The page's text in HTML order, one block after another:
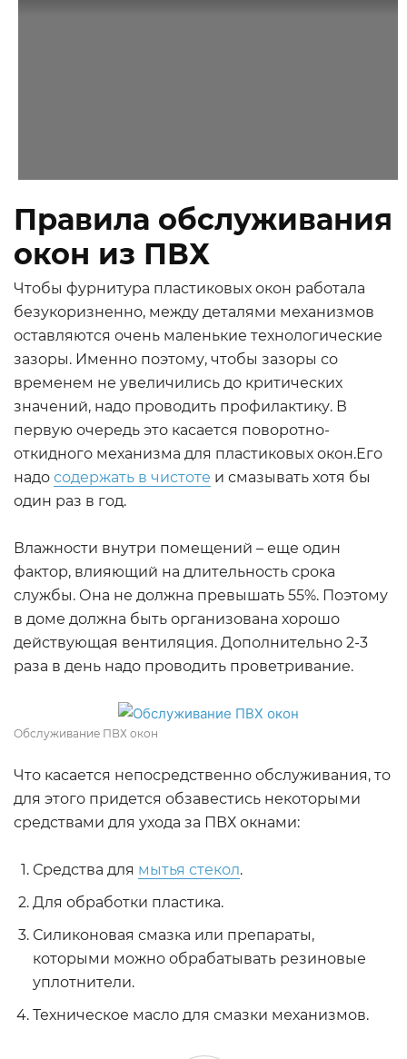
Правила обслуживания
окон из ПВХ
Чтобы фурнитура пластиковых окон работала
безукоризненно, между деталями механизмов
оставляются очень маленькие технологические
зазоры. Именно поэтому, чтобы зазоры со
временем не увеличились до критических
значений, надо проводить профилактику. В
первую очередь это касается поворотно-
откидного механизма для пластиковых окон.Его
надо содержать в чистоте и смазывать хотя бы
один раз в год.
Влажности внутри помещений – еще один
фактор, влияющий на длительность срока
службы. Она не должна превышать 55%. Поэтому
в доме должна быть организована хорошо
действующая вентиляция. Дополнительно 2-3
раза в день надо проводить проветривание.
Обслуживание ПВХ окон
Что касается непосредственно обслуживания, то
для этого придется обзавестись некоторыми
средствами для ухода за ПВХ окнами:
Средства для мытья стекол.
Для обработки пластика.
Силиконовая смазка или препараты,
которыми можно обрабатывать резиновые
уплотнители.
Техническое масло для смазки механизмов.